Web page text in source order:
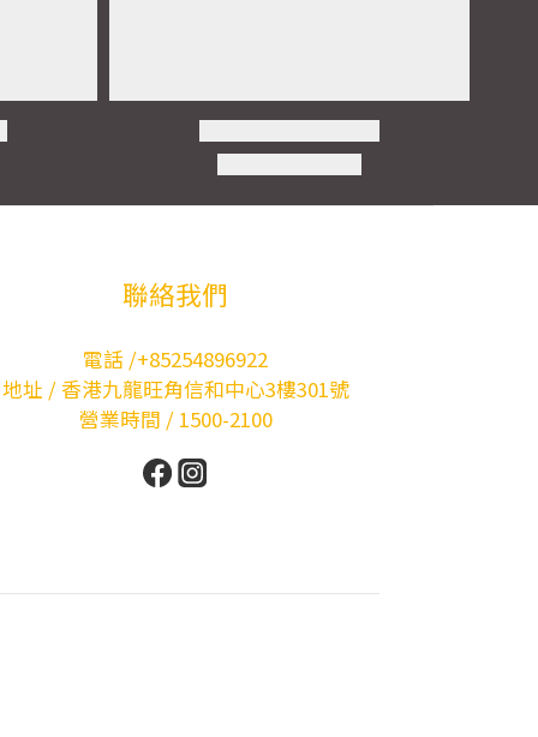
聯絡我們
電話 /+85254896922
地址 / 香港九龍旺角信和中心3樓301號
營業時間 / 1500-2100